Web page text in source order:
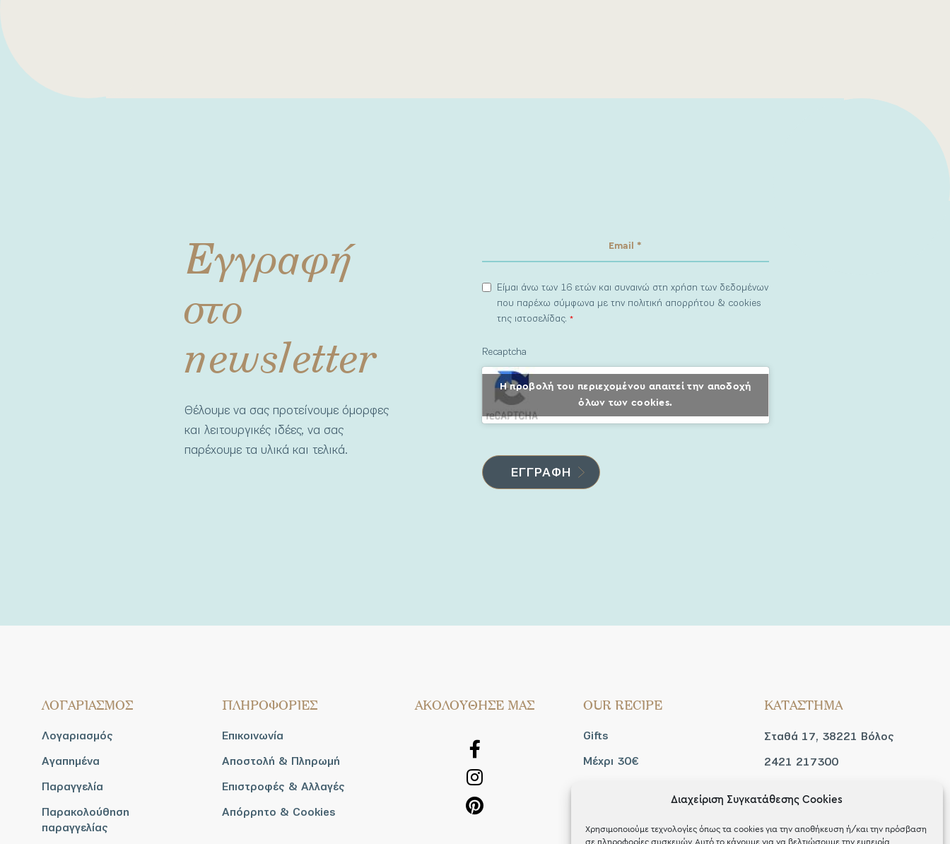
Διαχείριση Συγκατάθεσης Cookies
Χρησιμοποιούμε τεχνολογίες όπως τα cookies για την αποθήκευση ή/και την πρόσβαση
σε πληροφορίες συσκευών. Αυτό το κάνουμε για να βελτιώσουμε την εμπειρία
Εγγραφή
στο
newsletter
Θέλουμε να σας προτείνουμε όμορφες
και λειτουργικές ιδέες, να σας
παρέχουμε τα υλικά και τελικά.
Είμαι άνω των 16 ετών και συναινώ στη χρήση των δεδομένων
που παρέχω σύμφωνα με την πολιτική απορρήτου & cookies
της ιστοσελίδας.*
Recaptcha
Η προβολή του περιεχομένου απαιτεί την αποδοχή
όλων των cookies.
ΛΟΓΑΡΙΑΣΜΟΣ
Λογαριασμός
Αγαπημένα
Παραγγελία
Παρακολούθηση
παραγγελίας
ΠΛΗΡΟΦΟΡΙΕΣ
Επικοινωνία
Αποστολή & Πληρωμή
Επιστροφές & Αλλαγές
Απόρρητο & Cookies
AΚΟΛΟΥΘΗΣΕ ΜΑΣ OUR RECIPE
Gifts
Μέχρι 30€
ΚΑΤΑΣΤΗΜΑ
Σταθά 17, 38221 Βόλος
2421 217300
Τριτ / Πεμ / Παρ: 09:00 -